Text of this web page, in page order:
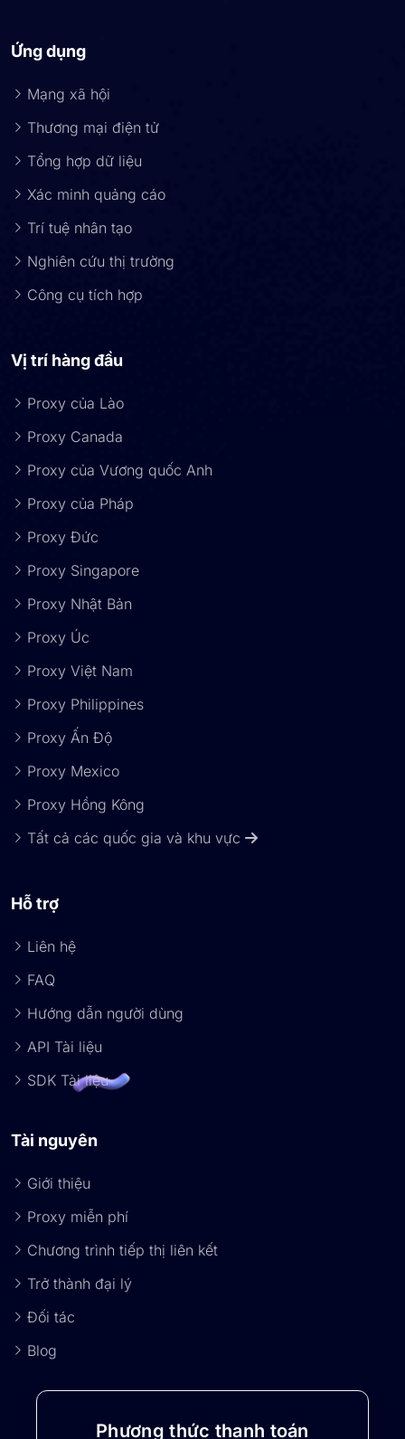
Ứng dụng
Mạng xã hội
Thương mại điện tử
Tổng hợp dữ liệu
Xác minh quảng cáo
Trí tuệ nhân tạo
Nghiên cứu thị trường
Công cụ tích hợp
Vị trí hàng đầu
Proxy của Lào
Proxy Canada
Proxy của Vương quốc Anh
Proxy của Pháp
Proxy Đức
Proxy Singapore
Proxy Nhật Bản
Proxy Úc
Proxy Việt Nam
Proxy Philippines
Proxy Ấn Độ
Proxy Mexico
Proxy Hồng Kông
Tất cả các quốc gia và khu vực
Hỗ trợ
Liên hệ
FAQ
Hướng dẫn người dùng
API Tài liệu
SDK Tài liệu
Tài nguyên
Giới thiệu
Proxy miễn phí
Chương trình tiếp thị liên kết
Trở thành đại lý
Đối tác
Blog
Phương thức thanh toán